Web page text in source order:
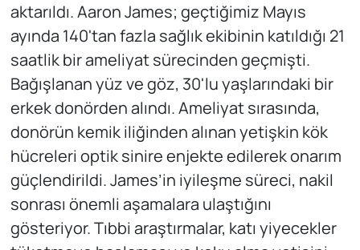
aktarıldı. Aaron James; geçtiğimiz Mayıs
ayında 140'tan fazla sağlık ekibinin katıldığı 21
saatlik bir ameliyat sürecinden geçmişti.
Bağışlanan yüz ve göz, 30'lu yaşlarındaki bir
erkek donörden alındı. Ameliyat sırasında,
donörün kemik iliğinden alınan yetişkin kök
hücreleri optik sinire enjekte edilerek onarım
güçlendirildi. James’in iyileşme süreci, nakil
sonrası önemli aşamalara ulaştığını
gösteriyor. Tıbbi araştırmalar, katı yiyecekler